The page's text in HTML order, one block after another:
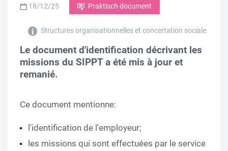
18/12/25 Praktisch document
Structures organisationnelles et concertation sociale
Le document d'identification décrivant les
missions du SIPPT a été mis à jour et
remanié.
Ce document mentionne:
l'identification de l'employeur;
les missions qui sont effectuées par le service